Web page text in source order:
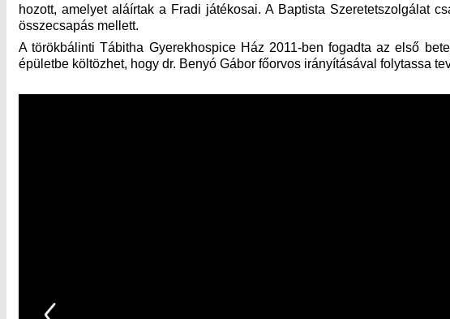
hozott, amelyet aláírtak a Fradi játékosai. A Baptista Szeretetszolgálat
összecsapás mellett.
A törökbálinti Tábitha Gyerekhospice Ház 2011-ben fogadta az első
épületbe költözhet, hogy dr. Benyó Gábor főorvos irányításával